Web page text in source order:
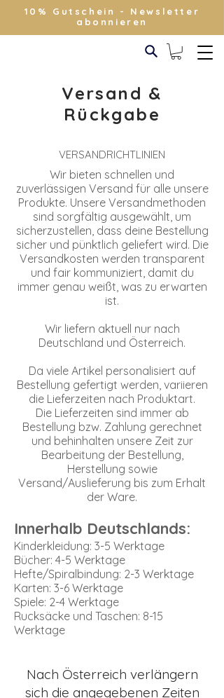
10% Gutschein - Newsletter
abonnieren
Versand &
Rückgabe
VERSANDRICHTLINIEN
Wir bieten schnellen und
zuverlässigen Versand für alle unsere
Produkte. Unsere Versandmethoden
sind sorgfältig ausgewählt, um
sicherzustellen, dass deine Bestellung
sicher und pünktlich geliefert wird. Die
Versandkosten werden transparent
und fair kommuniziert, damit du
immer genau weißt, was zu erwarten
ist.
Wir liefern aktuell nur nach
Deutschland und Österreich.
Da viele Artikel personalisiert auf
Bestellung gefertigt werden, variieren
die Lieferzeiten nach Produktart.
Die Lieferzeiten sind immer ab
Bestellung bzw. Zahlung gerechnet
und behinhalten​ unsere Zeit zur
Bearbeitung der Bestellung,
Herstellung sowie
Versand/Auslieferung bis zum Erhalt
der Ware.
Innerhalb Deutschlands:
Kinderkleidung: ​3-5 Werktage
Bücher: 4-5 Werktage
Hefte/Spiralbindung: 2-3 Werktage
Karten: 3-6 Werktage
Spiele: 2-4 Werktage
Rucksäcke und Taschen: 8-15
Werktage
Nach Österreich verlängern
sich die angegebenen Zeiten